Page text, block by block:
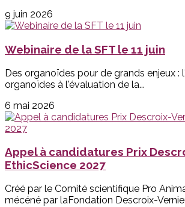
9 juin 2026
Webinaire de la SFT le 11 juin
Des organoïdes pour de grands enjeux :
organoïdes à l'évaluation de la...
6 mai 2026
Appel à candidatures Prix
EthicScience 2027
Créé par le Comité scientifique Pro
mécéné par laFondation Descroix-